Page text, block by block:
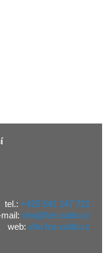
tel.: +420 541 147 721
vho@fce.vutbr.cz
web: vho.fce.vutbr.cz